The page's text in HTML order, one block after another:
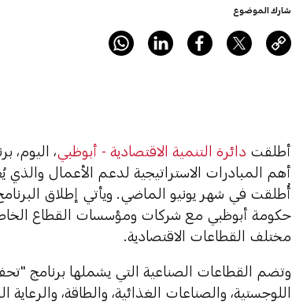
شارك الموضوع
أطلقت دائرة التنمية الاقتصادية - أبوظبي، اليوم،
أهم المبادرات الاستراتيجية لدعم الأعمال
أُطلقت في شهر يونيو الماضي. ويأتي إطلاق
حكومة أبوظبي مع شركات ومؤسسات القطاع
مختلف القطاعات الاقتصادية.
وتضم القطاعات الصناعية التي يشملها برنامج
اللوجستية، والصناعات الغذائية، والطاقة، والرعاية